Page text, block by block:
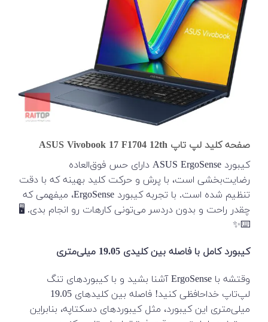
صفحه کلید لپ تاپ ASUS Vivobook 17 F1704 12th
کیبورد ASUS ErgoSense دارای حس فوق‌العاده
رضایت‌بخشی است، با پرش و حرکت کلید بهینه که با دقت
تنظیم شده است. با تجربه کیبورد ErgoSense، میفهمی که
چقدر راحت و بدون دردسر می‌تونی کارهات رو انجام بدی. 🖥️
⌨️✨
کیبورد کامل با فاصله بین کلیدی 19.05 میلی‌متری
وقتشه با ErgoSense آشنا بشید و با کیبوردهای تنگ
لپ‌تاپ خداحافظی کنید! فاصله بین کلیدهای 19.05
میلی‌متری این کیبورد، مثل کیبوردهای دسکتاپه، بنابراین